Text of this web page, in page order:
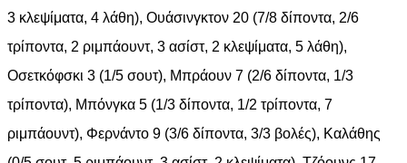
3 κλεψίματα, 4 λάθη), Ουάσινγκτον 20 (7/8 δίποντα, 2/6
τρίποντα, 2 ριμπάουντ, 3 ασίστ, 2 κλεψίματα, 5 λάθη),
Οσετκόφσκι 3 (1/5 σουτ), Μπράουν 7 (2/6 δίποντα, 1/3
τρίποντα), Μπόνγκα 5 (1/3 δίποντα, 1/2 τρίποντα, 7
ριμπάουντ), Φερνάντο 9 (3/6 δίποντα, 3/3 βολές), Καλάθης